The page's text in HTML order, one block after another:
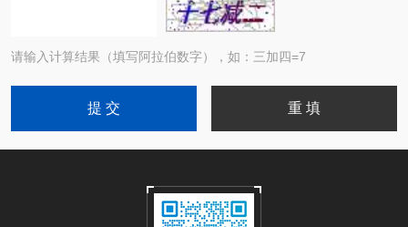
请输入计算结果（填写阿拉伯数字），如：三加四=7